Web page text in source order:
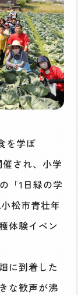
を学ぼ
され、小学
「1日緑の学
松市青壮年
体験イベン
に到着した
な歓声が沸